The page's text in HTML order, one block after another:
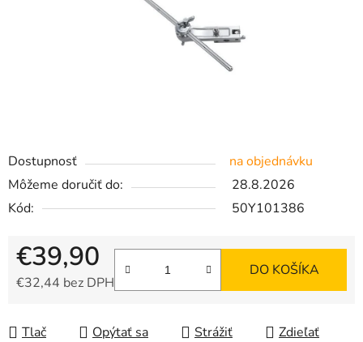
Dostupnosť
na objednávku
Môžeme doručiť do:
28.8.2026
Kód:
50Y101386
€39,90
€32,44 bez DPH
DO KOŠÍKA
Tlač Opýtať sa Strážiť Zdieľať